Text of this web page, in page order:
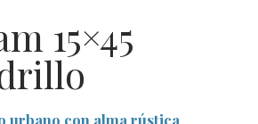
15×45
urbano con alma rústica